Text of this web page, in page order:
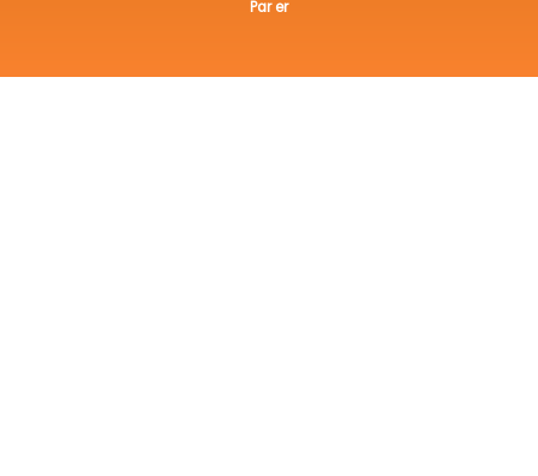
Parer